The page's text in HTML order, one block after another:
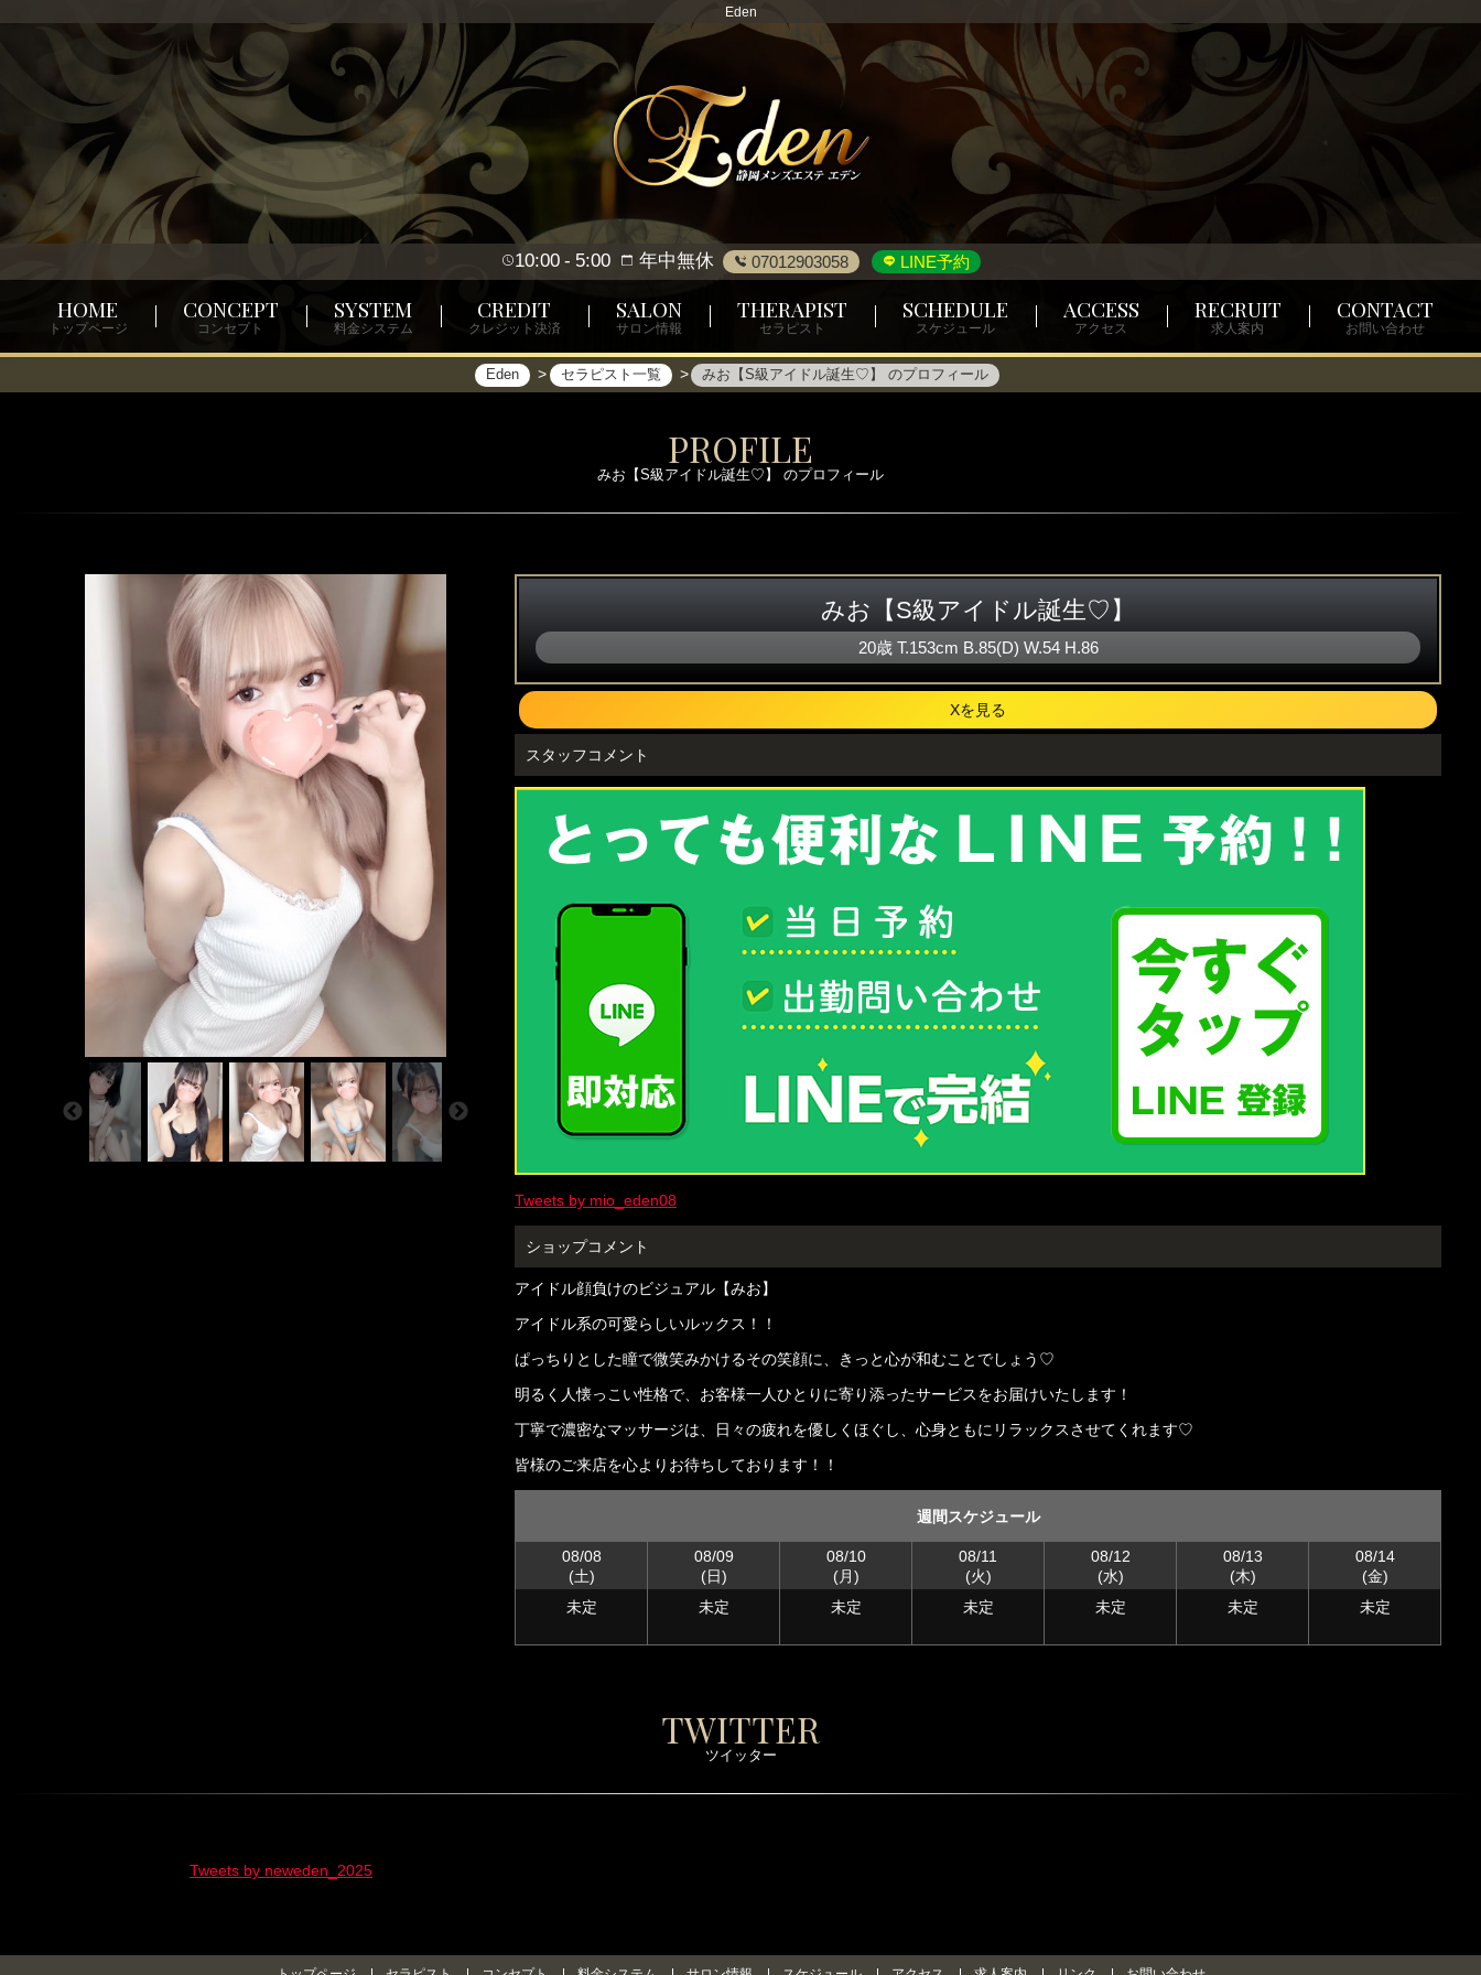
Eden
10:00 5:00 年中無休 07012903058 LINE予約
HOME
トップページ
CONCEPT
コンセプト
SYSTEM
料金システム
CREDIT
クレジット決済
SALON
サロン情報
THERAPIST
セラピスト
SCHEDULE
スケジュール
ACCESS
アクセス
RECRUIT
求人案内
CONTACT
お問い合わせ
Eden セラピスト一覧 みお【S級アイドル誕生♡】 のプロフィール
PROFILE
みお【S級アイドル誕生♡】 のプロフィール
みお【S級アイドル誕生♡】
20歳 T.153cm B.85(D) W.54 H.86
Xを見る
スタッフコメント
Tweets by mio_eden08
ショップコメント
アイドル顔負けのビジュアル【みお】
アイドル系の可愛らしいルックス！！
ぱっちりとした瞳で微笑みかけるその笑顔に、きっと心が和むことでしょう♡
明るく人懐っこい性格で、お客様一人ひとりに寄り添ったサービスをお届けいたします！
丁寧で濃密なマッサージは、日々の疲れを優しくほぐし、心身ともにリラックスさせてくれます♡
皆様のご来店を心よりお待ちしております！！
週間スケジュール
08/08
(土)
08/09
(日)
08/10
(月)
08/11
(火)
08/12
(水)
08/13
(木)
08/14
(金)
未定
未定 未定 未定 未定 未定 未定
TWITTER
ツイッター
Tweets by neweden_2025